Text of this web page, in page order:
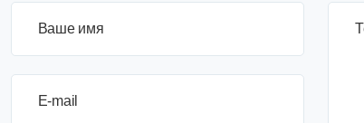
Ваше имя
E-mail
3+6=